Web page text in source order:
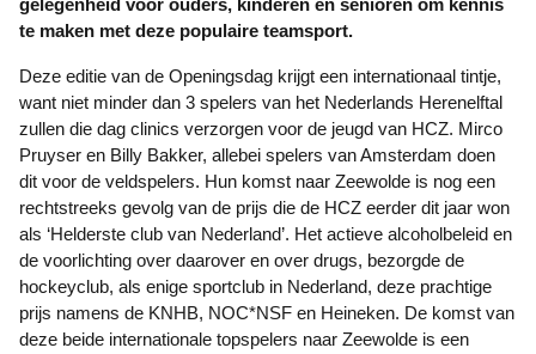
gelegenheid voor ouders, kinderen en senioren om kennis
te maken met deze populaire teamsport.
Deze editie van de Openingsdag krijgt een internationaal tintje,
want niet minder dan 3 spelers van het Nederlands Herenelftal
zullen die dag clinics verzorgen voor de jeugd van HCZ. Mirco
Pruyser en Billy Bakker, allebei spelers van Amsterdam doen
dit voor de veldspelers. Hun komst naar Zeewolde is nog een
rechtstreeks gevolg van de prijs die de HCZ eerder dit jaar won
als ‘Helderste club van Nederland’. Het actieve alcoholbeleid en
de voorlichting over daarover en over drugs, bezorgde de
hockeyclub, als enige sportclub in Nederland, deze prachtige
prijs namens de KNHB, NOC*NSF en Heineken. De komst van
deze beide internationale topspelers naar Zeewolde is een